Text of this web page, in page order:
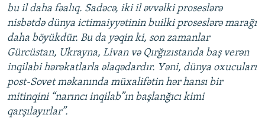
bu il daha fəalıq. Sadəcə, iki il əvvəlki proseslərə
nisbətdə dünya ictimaiyyətinin builki proseslərə marağı
daha böyükdür. Bu da yəqin ki, son zamanlar
Gürcüstan, Ukrayna, Livan və Qırğızıstanda baş verən
inqilabi hərəkatlarla əlaqədardır. Yəni, dünya oxucuları
post-Sovet məkanında müxalifətin hər hansı bir
mitinqini “narıncı inqilab”ın başlanğıcı kimi
qarşılayırlar”.